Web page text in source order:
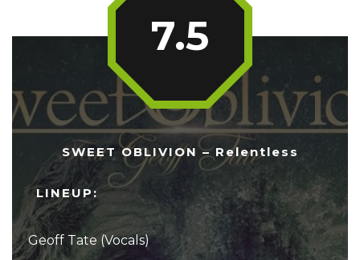
SWEET OBLIVION – Relentless
LINEUP:
Geoff Tate (Vocals)
7.5